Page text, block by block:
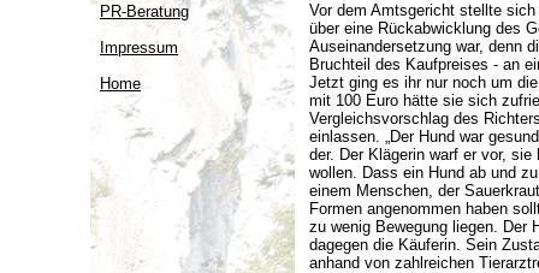
PR-Beratung
Impressum
Home
Vor dem Amtsgericht stellte
über eine Rückabwicklung des
Auseinandersetzung war, denn
Bruchteil des Kaufpreises - an
Jetzt ging es ihr nur noch um
mit 100 Euro hätte sie sich
Vergleichsvorschlag des
einlassen. „Der Hund war
der. Der Klägerin warf er vor,
wollen. Dass ein Hund ab und
einem Menschen, der
Formen angenommen haben
zu wenig Bewegung liegen. Der
dagegen die Käuferin. Sein
anhand von zahlreichen